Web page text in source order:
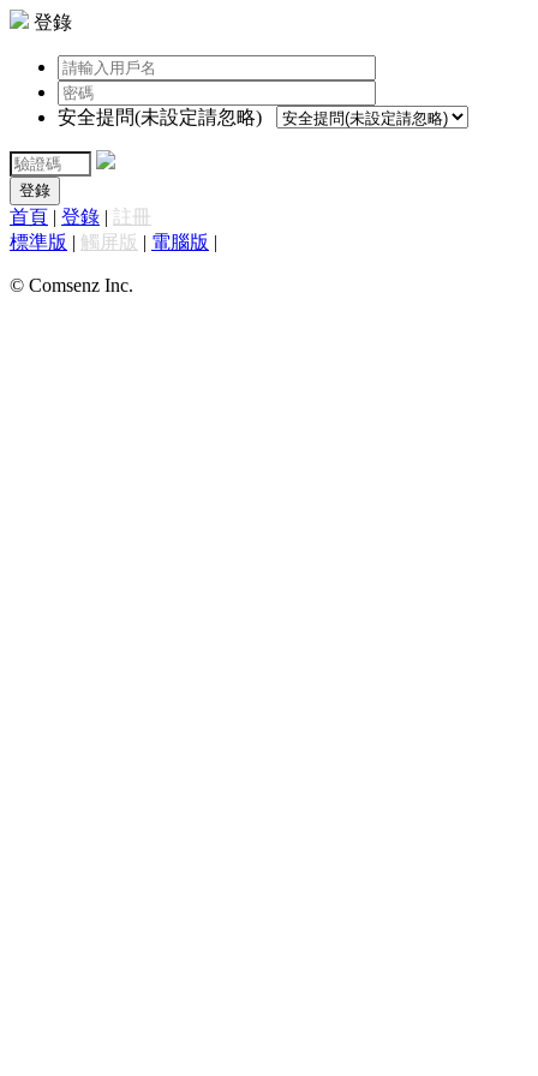
登錄
安全提問(未設定請忽略)
登錄
首頁 | 登錄 | 註冊
標準版 | 觸屏版 | 電腦版 |
© Comsenz Inc.